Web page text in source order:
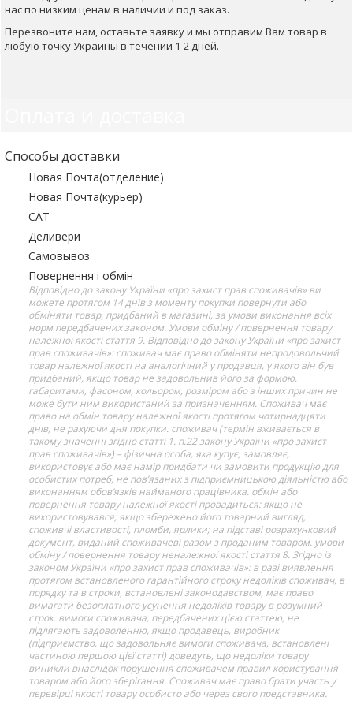
нас по низким ценам в наличии и под заказ.
Перезвоните нам, оставьте заявку и мы отправим Вам товар в
любую точку Украины в течении 1-2 дней.
Способы доставки
Новая Почта(отделение)
Новая Почта(курьер)
САТ
Деливери
Самовывоз
Повернення і обмін
Відповідно до закону України «про захист прав споживачів» ви
можете протягом 14 днів з моменту покупки повернути або
обміняти товар, придбаний в магазині, за умови виконання всіх
норм передбачених законом. Умови обміну / повернення товару
належної якості стаття 9. Відповідно до закону України «про захист
прав споживачів»: споживач має право обміняти непродовольчий
товар належної якості на аналогічний у продавця, у якого він був
придбаний, якщо товар не задовольнив його за формою,
габаритами, фасоном, кольором, розміром або з інших причин не
може бути ним використаний за призначенням. Споживач має
право на обмін товару належної якості протягом чотирнадцяти
днів, не рахуючи дня покупки. споживач (термін вживається в
такому значенні згідно статті 1. п.22 закону України «про захист
прав споживачів») – фізична особа, яка купує, замовляє,
використовує або має намір придбати чи замовити продукцію для
особистих потреб, не пов’язаних з підприємницькою діяльністю або
виконанням обов’язків найманого працівника. обмін або
повернення товару належної якості провадиться: якщо не
використовувався; якщо збережено його товарний вигляд,
споживчі властивості, пломби, ярлики; на підставі розрахунковий
документ, виданий споживачеві разом з проданим товаром. умови
обміну / повернення товару неналежної якості стаття 8. Згідно із
законом України «про захист прав споживачів»: в разі виявлення
протягом встановленого гарантійного строку недоліків споживач, в
порядку та в строки, встановлені законодавством, має право
вимагати безоплатного усунення недоліків товару в розумний
строк. вимоги споживача, передбачених цією статтею, не
підлягають задоволенню, якщо продавець, виробник
(підприємство, що задовольняє вимоги споживача, встановлені
частиною першою цієї статті) доведуть, що недоліки товару
виникли внаслідок порушення споживачем правил користування
товаром або його зберігання. Споживач має право брати участь у
перевірці якості товару особисто або через свого представника.